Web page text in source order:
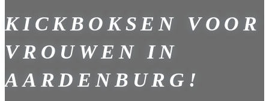
KICKBOKSEN VOOR
VROUWEN IN
AARDENBURG!